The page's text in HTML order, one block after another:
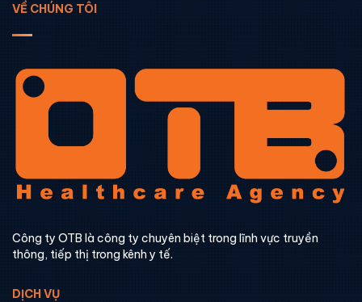
VỀ CHÚNG TÔI
Công ty OTB là công ty chuyên biệt trong lĩnh vực truyền
thông, tiếp thị trong kênh y tế.
DỊCH VỤ